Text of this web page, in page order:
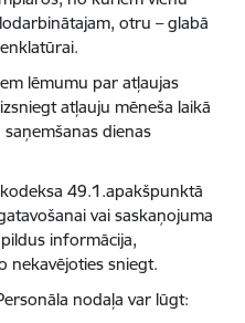
otru – glabā
lēmumu par atļaujas
atļauju mēneša laikā
dienas
49.1.apakšpunktā
vai saskaņojuma
informācija,
nekavējoties sniegt.
nodaļa var lūgt: